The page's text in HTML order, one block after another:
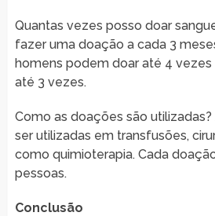
Quantas vezes posso doar
fazer uma doação a cada 3
homens podem doar até 4 vezes
até 3 vezes.
Como as doações são
ser utilizadas em transfusões,
como quimioterapia. Cada
pessoas.
Conclusão